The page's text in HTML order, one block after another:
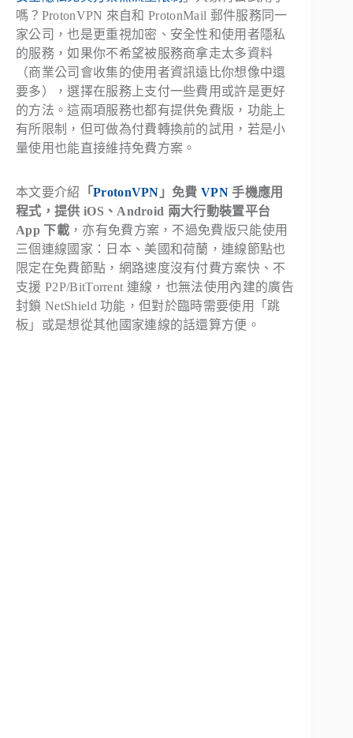
嗎？ProtonVPN 來自和 ProtonMail 郵件服務同一
家公司，也是更重視加密、安全性和使用者隱私
的服務，如果你不希望被服務商拿走太多資料
（商業公司會收集的使用者資訊遠比你想像中還
要多），選擇在服務上支付一些費用或許是更好
的方法。這兩項服務也都有提供免費版，功能上
有所限制，但可做為付費轉換前的試用，若是小
量使用也能直接維持免費方案。
本文要介紹 「ProtonVPN 」免費VPN 手機應用
程式，提供 iOS、Android 兩大行動裝置平台
App 下載，亦有免費方案，不過免費版只能使用
三個連線國家：日本、美國和荷蘭，連線節點也
限定在免費節點，網路速度沒有付費方案快、不
支援 P2P/BitTorrent 連線，也無法使用內建的廣告
封鎖 NetShield 功能，但對於臨時需要使用「跳
板」或是想從其他國家連線的話還算方便。